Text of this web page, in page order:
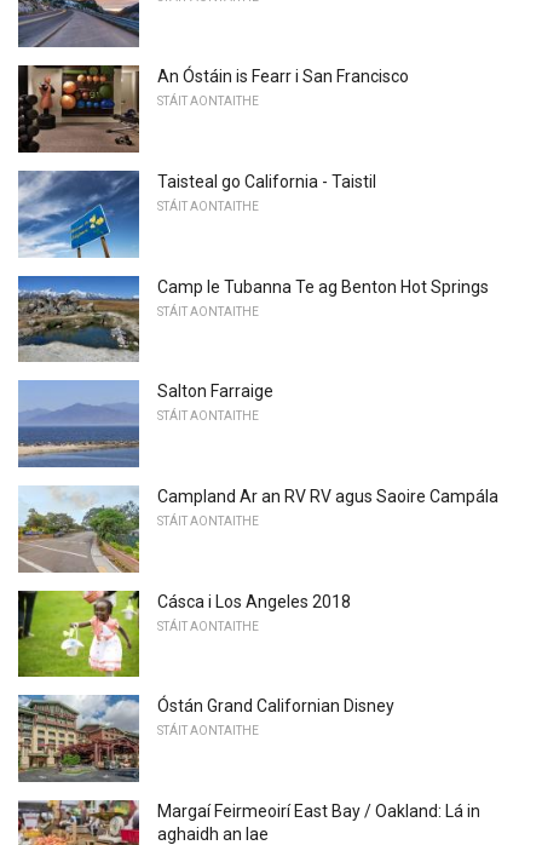
An Óstáin is Fearr i San Francisco
STÁIT AONTAITHE
Taisteal go California - Taistil
STÁIT AONTAITHE
Camp le Tubanna Te ag Benton Hot Springs
STÁIT AONTAITHE
Salton Farraige
STÁIT AONTAITHE
Campland Ar an RV RV agus Saoire Campála
STÁIT AONTAITHE
Cásca i Los Angeles 2018
STÁIT AONTAITHE
Óstán Grand Californian Disney
STÁIT AONTAITHE
Margaí Feirmeoirí East Bay / Oakland: Lá in
aghaidh an lae